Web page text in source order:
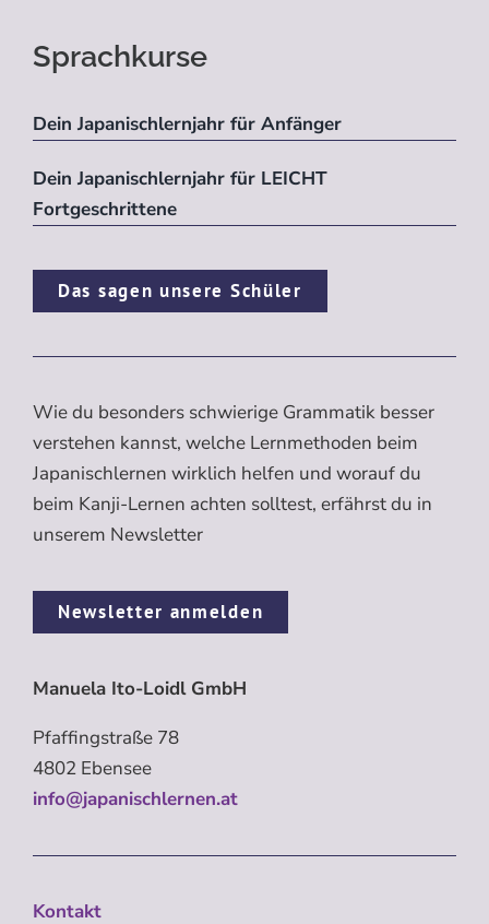
Sprachkurse
Dein Japanischlernjahr für Anfänger
Dein Japanischlernjahr für LEICHT
Fortgeschrittene
Das sagen unsere Schüler
Wie du besonders schwierige Grammatik besser
verstehen kannst, welche Lernmethoden beim
Japanischlernen wirklich helfen und worauf du
beim Kanji-Lernen achten solltest, erfährst du in
unserem Newsletter
Newsletter anmelden
Manuela Ito-Loidl GmbH
Pfaffingstraße 78
4802 Ebensee
info@japanischlernen.at
Kontakt